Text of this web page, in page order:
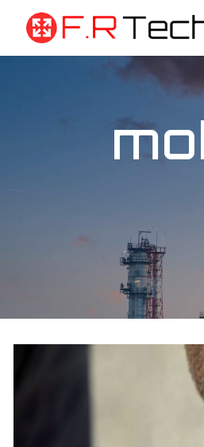
Panneau de gestion des cookies